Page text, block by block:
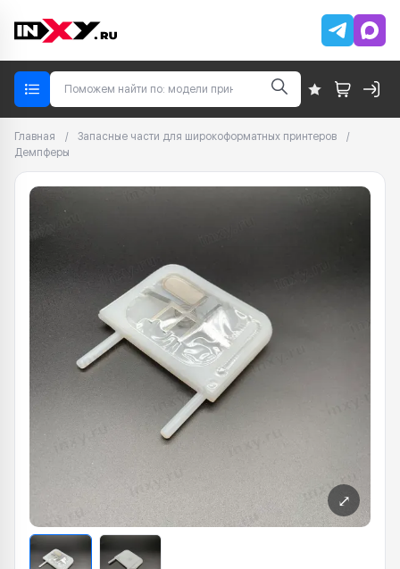
Главная / Запасные части для широкоформатных принтеров
/
Демпферы
⤢